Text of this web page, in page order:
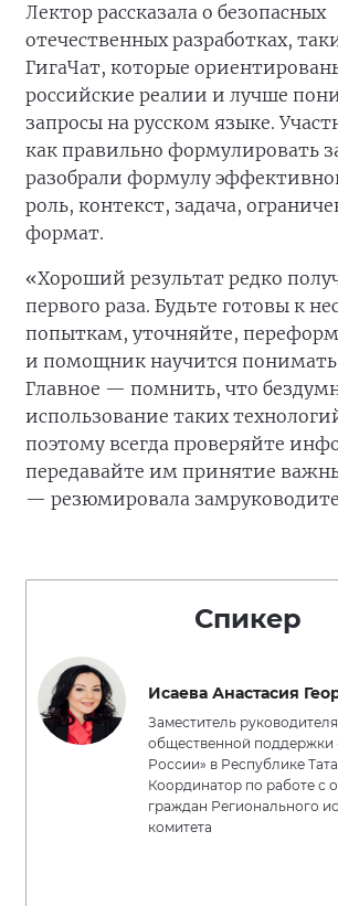
Лектор рассказала о безопасных
отечественных разработках,
ГигаЧат, которые
российские реалии и лучше
запросы на русском языке.
как правильно формулировать
разобрали формулу
роль, контекст, задача,
формат.
«Хороший результат редко
первого раза. Будьте готовы к
попыткам, уточняйте,
и помощник научится понимать
Главное — помнить, что
использование таких
поэтому всегда проверяйте
передавайте им принятие
— резюмировала
Спикер
Исаева Анастасия
Заместитель
общественной поддержки
России» в Республике
Координатор по работе с
граждан Регионального
комитета